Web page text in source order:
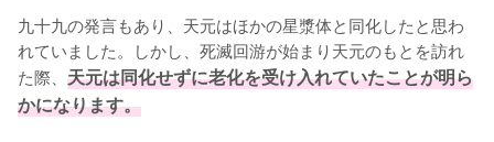
九十九の発言もあり、天元はほかの星漿体と同化したと思わ
れていました。しかし、死滅回游が始まり天元のもとを訪れ
た際、 天元は同化せずに老化を受け入れていたことが明ら
かになります。